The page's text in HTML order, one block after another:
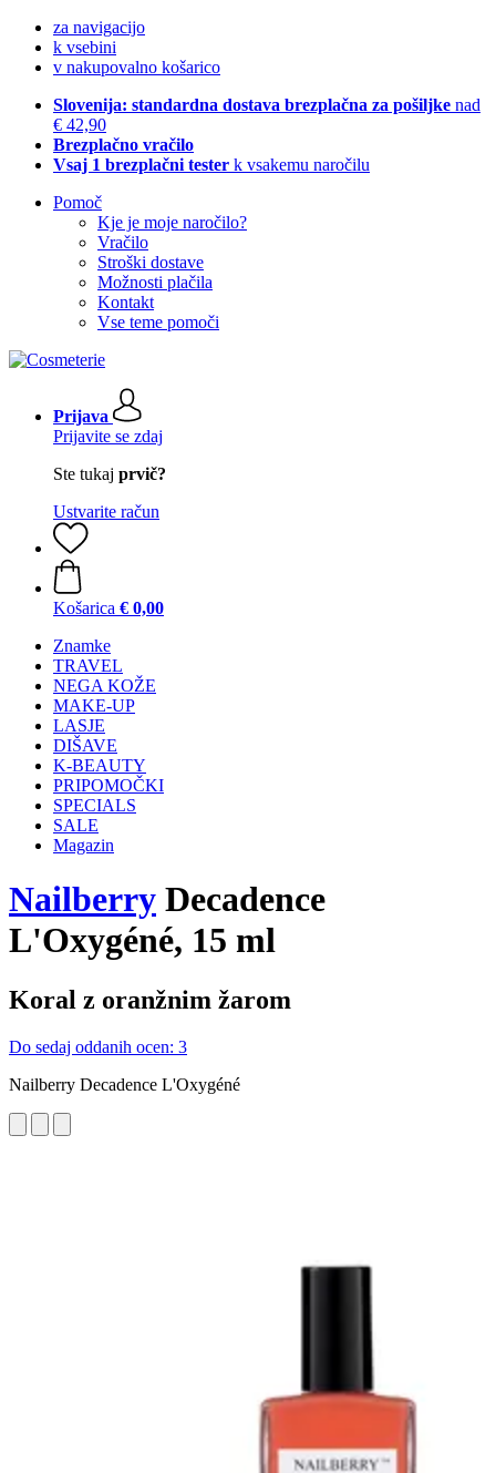
za navigacijo
k vsebini
v nakupovalno košarico
Slovenija: standardna dostava brezplačna za pošiljke nad
€ 42,90
Brezplačno vračilo
Vsaj 1 brezplačni tester k vsakemu naročilu
Pomoč
Kje je moje naročilo?
Vračilo
Stroški dostave
Možnosti plačila
Kontakt
Vse teme pomoči
Prijava
Prijavite se zdaj
Ste tukaj prvič?
Ustvarite račun
Košarica € 0,00
Znamke
TRAVEL
NEGA KOŽE
MAKE-UP
LASJE
DIŠAVE
K-BEAUTY
PRIPOMOČKI
SPECIALS
SALE
Magazin
Nailberry Decadence
L'Oxygéné, 15 ml
Koral z oranžnim žarom
Do sedaj oddanih ocen: 3
Nailberry Decadence L'Oxygéné